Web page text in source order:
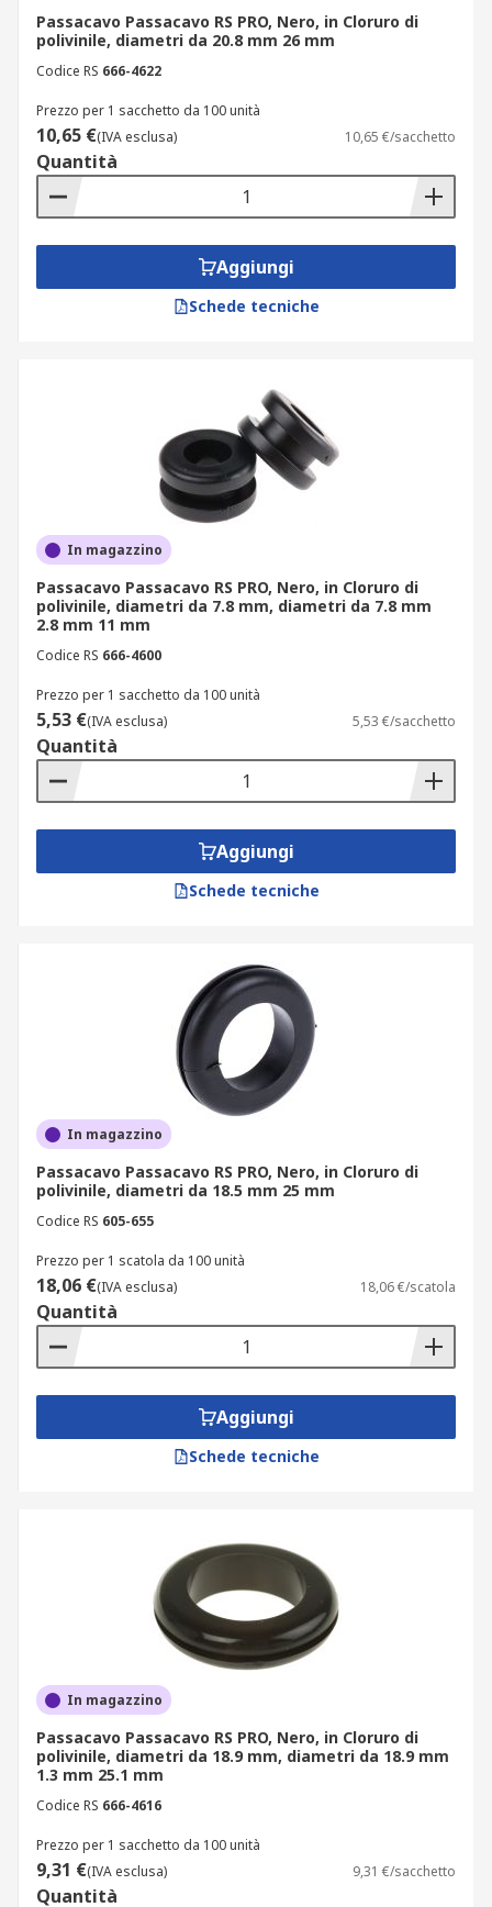
Passacavo Passacavo RS PRO, Nero, in Cloruro di
polivinile, diametri da 20.8 mm 26 mm
Codice RS 666-4622
Prezzo per 1 sacchetto da 100 unità
10,65 €(IVA esclusa) 10,65 €/sacchetto
Quantità
Aggiungi
Schede tecniche
In magazzino
Passacavo Passacavo RS PRO, Nero, in Cloruro di
polivinile, diametri da 7.8 mm, diametri da 7.8 mm
2.8 mm 11 mm
Codice RS 666-4600
Prezzo per 1 sacchetto da 100 unità
5,53 €(IVA esclusa) 5,53 €/sacchetto
Quantità
Aggiungi
Schede tecniche
In magazzino
Passacavo Passacavo RS PRO, Nero, in Cloruro di
polivinile, diametri da 18.5 mm 25 mm
Codice RS 605-655
Prezzo per 1 scatola da 100 unità
18,06 €(IVA esclusa) 18,06 €/scatola
Quantità
Aggiungi
Schede tecniche
In magazzino
Passacavo Passacavo RS PRO, Nero, in Cloruro di
polivinile, diametri da 18.9 mm, diametri da 18.9 mm
1.3 mm 25.1 mm
Codice RS 666-4616
Prezzo per 1 sacchetto da 100 unità
9,31 €(IVA esclusa) 9,31 €/sacchetto
Quantità